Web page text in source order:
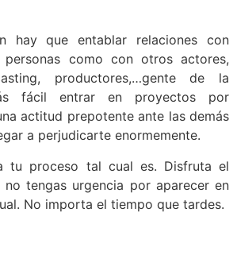
hay que entablar relaciones con
como con otros actores,
productores,…gente de la
fácil entrar en proyectos por
actitud prepotente ante las demás
a perjudicarte enormemente.
tu proceso tal cual es. Disfruta el
tengas urgencia por aparecer en
No importa el tiempo que tardes.